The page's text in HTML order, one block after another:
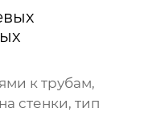
к трубам,
стенки, тип